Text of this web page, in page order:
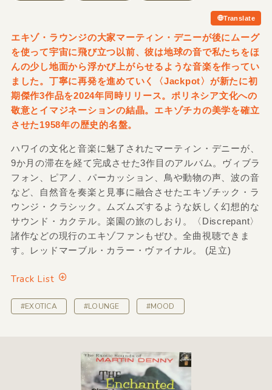
Translate
エキゾ・ラウンジの大家マーティン・デニーが後にムーグ
を使って宇宙に飛び立つ以前、彼は地球の音で私たちをほ
んの少し地面から浮かび上がらせるような音楽を作ってい
ました。丁寧に再発を進めていく〈Jackpot〉が新たに初
期傑作3作品を2024年同時リリース。ポリネシア文化への
敬意とイマジネーションの結晶。エキゾチカの美学を確立
させた1958年の歴史的名盤。
ハワイの文化と音楽に魅了されたマーティン・デニーが、
9か月の滞在を経て完成させた3作目のアルバム。ヴィブラ
フォン、ピアノ、パーカッション、鳥や動物の声、波の音
など、自然音を奏楽と見事に融合させたエキゾチック・ラ
ウンジ・クラシック。ムズムズするような妖しく幻想的な
サウンド・カクテル。楽園の旅のしおり。〈Discrepant〉
諸作などの現行のエキゾファンもぜひ。全曲視聴できま
す。レッドマーブル・カラー・ヴァイナル。 (足立)
Track List
#EXOTICA #LOUNGE #MOOD